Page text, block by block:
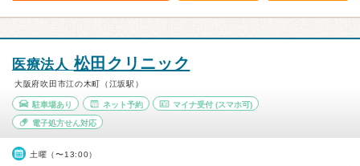
医療法人 松田クリニック
大阪府吹田市江の木町（江坂駅）
駐車場あり ネット予約 マイナ受付 (スマホ可)
電子処方せん対応
土曜（〜13:00）